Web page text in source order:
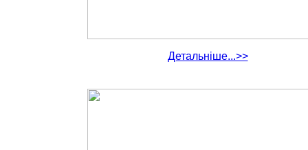
Детальніше...>>